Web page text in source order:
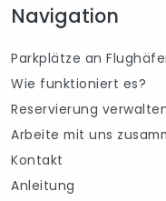
Navigation
Parkplätze an
Wie funktioniert es?
Reservierung
Arbeite mit uns
Kontakt
Anleitung